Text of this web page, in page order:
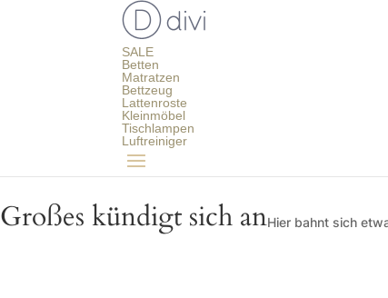
SALE
Betten
Matratzen
Bettzeug
Lattenroste
Kleinmöbel
Tischlampen
Luftreiniger
Großes kündigt sich anHier bahnt sich